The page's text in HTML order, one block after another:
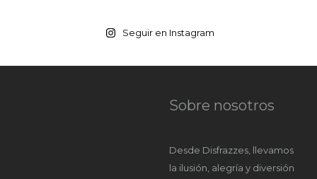
Seguir en Instagram
Sobre nosotros
Desde Disfrazzes, llevamos
la ilusión, alegría y diversión